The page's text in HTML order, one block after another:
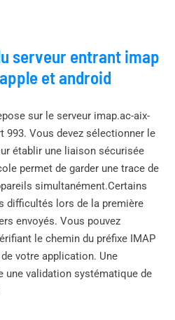
serveur entrant imap
et android
sur le serveur imap.ac-aix-
993. Vous devez sélectionner le
établir une liaison sécurisée
permet de garder une trace de
simultanément.Certains
difficultés lors de la première
envoyés. Vous pouvez
le chemin du préfixe IMAP
votre application. Une
une validation systématique de